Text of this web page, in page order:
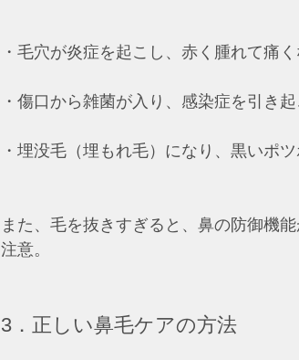
・毛穴が炎症を起こし、赤く腫れて痛
・傷口から雑菌が入り、感染症を引き
・埋没毛（埋もれ毛）になり、黒いポ
また、毛を抜きすぎると、鼻の防御機
注意。
3．正しい鼻毛ケアの方法